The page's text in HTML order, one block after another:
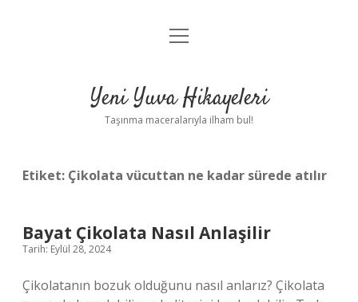
Anasayfa
Yasal Uyarı
menüyü
Yeni Yuva Hikayeleri
Taşınma maceralarıyla ilham bul!
Etiket: Çikolata vücuttan ne kadar sürede atılır
Bayat Çikolata Nasıl Anlaşilir
Tarih: Eylül 28, 2024
Çikolatanın bozuk olduğunu nasıl anlarız? Çikolata